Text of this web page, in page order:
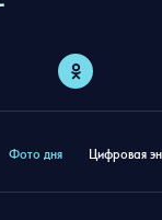
Фото дня Цифровая